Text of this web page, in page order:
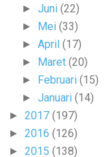
►Juni(22)
► Mei(33)
►April(17)
► Maret(20)
► Februari(15)
►Januari(14)
► 2017 (197)
► 2016 (126)
► 2015 (138)